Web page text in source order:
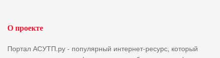
О проекте
Портал АСУТП.ру - популярный интернет-ресурс, который